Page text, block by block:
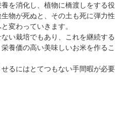
を消化し、植物に橋渡しをする役
物が死ぬと、その土も死に弾力性
変わっていきます。
い栽培でもあり、これを継続する
養価の高い美味しいお米を作るこ
るにはとてつもない手間暇が必要